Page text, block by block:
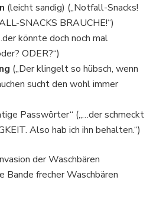
(leicht sandig) („Notfall-Snacks!
SNACKS BRAUCHE!“)
könnte doch noch mal
ODER?“)
(„Der klingelt so hübsch, wenn
sucht den wohl immer
Passwörter“ („…der schmeckt
Also hab ich ihn behalten.“)
der Waschbären
Bande frecher Waschbären